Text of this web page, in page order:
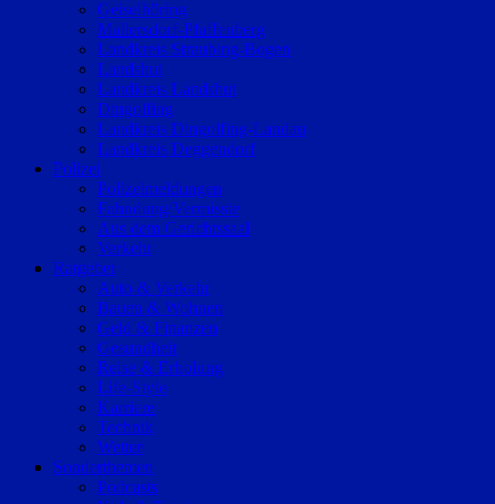
Geiselhöring
Mallersdorf-Pfaffenberg
Landkreis Straubing-Bogen
Landshut
Landkreis Landshut
Dingolfing
Landkreis Dingolfing-Landau
Landkreis Deggendorf
Polizei
Polizeimeldungen
Fahndung/Vermisste
Aus dem Gerichtssaal
Verkehr
Ratgeber
Auto & Verkehr
Bauen & Wohnen
Geld & Finanzen
Gesundheit
Reise & Erholung
Life-Style
Karriere
Technik
Wetter
Sonderthemen
Podcasts